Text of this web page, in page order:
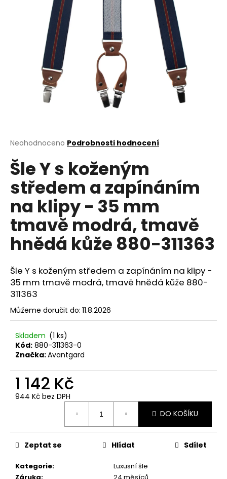
Průměrné
produktu
je
z
5
hvězdiček.
Neohodnoceno Podrobnosti hodnocení
Šle Y s koženým
středem a zapínáním
na klipy - 35 mm
tmavě modrá, tmavě
hnědá kůže 880-311363
Šle Y s koženým středem a zapínáním na klipy -
35 mm tmavě modrá, tmavě hnědá kůže 880-
311363
Můžeme doručit do: 11.8.2026
Skladem (1 ks)
Kód: 880-311363-0
Značka:Avantgard
1 142 Kč
944 Kč bez DPH
DO KOŠÍKU
Kategorie:
Luxusní šle
Záruka:
24 měsíců
Zeptat se Hlídat Sdílet
D
o
p
o
r
u
č
u
j
m
e
SET
LÁTKOVÉ
ŠLE
KOŽENÝM
A
ZAPÍNÁNÍM
NA
KLIPY
MOTÝLEK
KAPESNÍČEK
EUKALYPTOVÁ,
KOŇAKOVÁ